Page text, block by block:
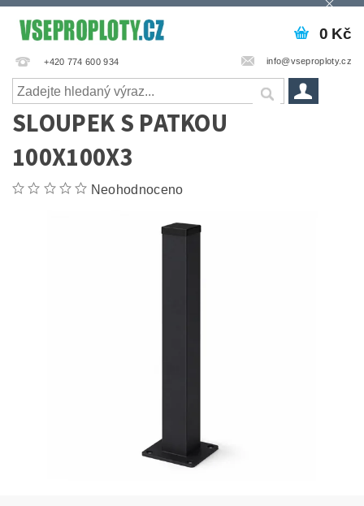
+420 774 600 934 info@vseproploty.cz
0 Kč
SLOUPEK S PATKOU
100X100X3
Neohodnoceno